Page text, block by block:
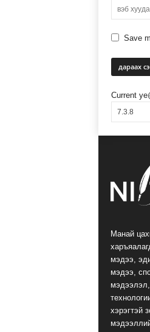
Save
Current
Манай
мэдээ,
мэдээ,
хэрэгтэй